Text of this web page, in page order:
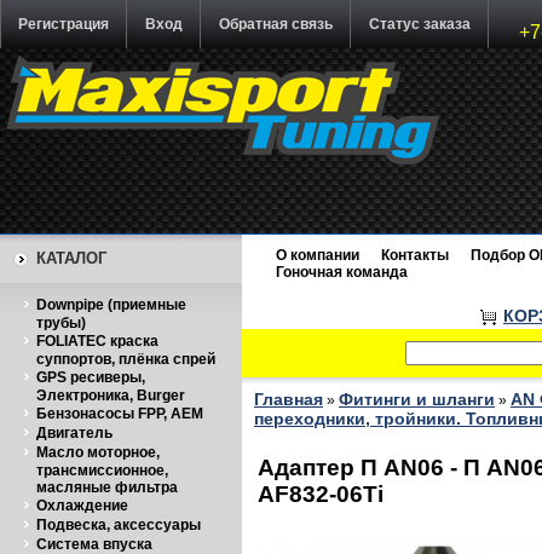
Регистрация Вход Обратная связь Статус заказа
КАТАЛОГ
Downpipe (приемные
трубы)
FOLIATEC краска
суппортов, плёнка спрей
GPS ресиверы,
Электроника, Burger
Бензонасосы FPP, AEM
Двигатель
Масло моторное,
трансмиссионное,
масляные фильтра
Охлаждение
Подвеска, аксессуары
Система впуска
О компании Контакты
Подбор
Гоночная команда
Главная » Фитинги и шланги » AN
переходники, тройники.
Адаптер П AN06 - П
AF832-06Ti